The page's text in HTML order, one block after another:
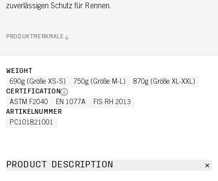
zuverlässigen Schutz für Rennen.
PRODUKTMERKMALE
WEIGHT
690g (Größe XS-S) 750g (Größe M-L) 870g (Größe XL-XXL)
CERTIFICATION
ASTM F2040 EN 1077A FIS RH 2013
ARTIKELNUMMER
PC101821001
PRODUCT DESCRIPTION